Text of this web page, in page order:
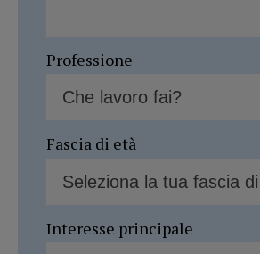
Professione
Fascia di età
Interesse principale